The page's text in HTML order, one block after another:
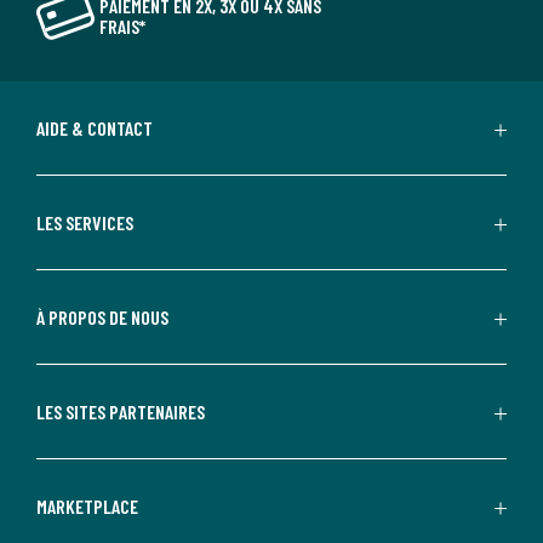
PAIEMENT EN 2X, 3X OU 4X SANS
FRAIS*
AIDE & CONTACT
LES SERVICES
À PROPOS DE NOUS
LES SITES PARTENAIRES
MARKETPLACE